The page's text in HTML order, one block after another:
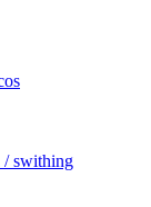
/ swithing